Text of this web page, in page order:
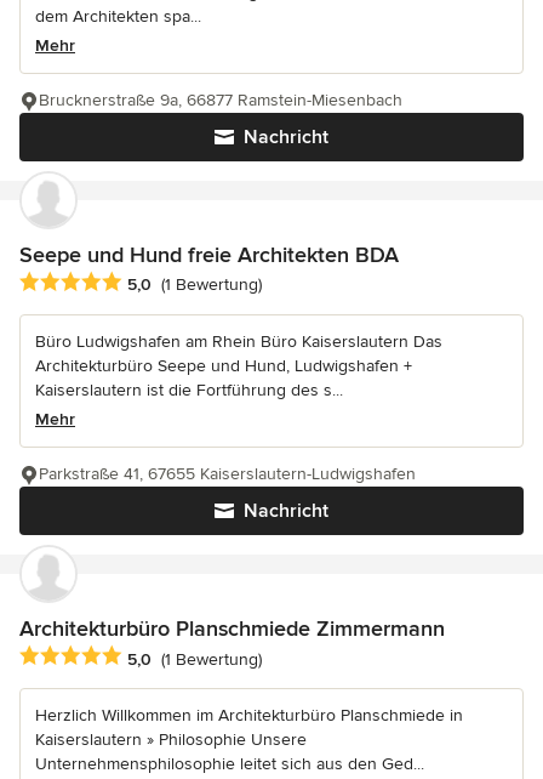
dem Architekten spa...
Mehr
Nachricht
Brucknerstraße 9a, 66877 Ramstein-Miesenbach
Seepe und Hund freie Architekten BDA
Durchschnittliche Bewertung: 5 von 5 Sternen
5,0 (1 Bewertung)
Büro Ludwigshafen am Rhein Büro Kaiserslautern Das
Architekturbüro Seepe und Hund, Ludwigshafen +
Kaiserslautern ist die Fortführung des s...
Mehr
Nachricht
Parkstraße 41, 67655 Kaiserslautern-Ludwigshafen
Architekturbüro Planschmiede Zimmermann
Durchschnittliche Bewertung: 5 von 5 Sternen
5,0 (1 Bewertung)
Herzlich Willkommen im Architekturbüro Planschmiede in
Kaiserslautern » Philosophie Unsere
Unternehmensphilosophie leitet sich aus den Ged...